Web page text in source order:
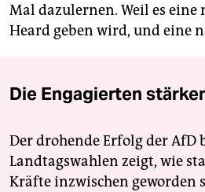
Mal dazulernen. Weil es eine
Heard geben wird, und eine
Die Engagierten
Der drohende Erfolg der AfD
Landtagswahlen zeigt, wie
Kräfte inzwischen geworden